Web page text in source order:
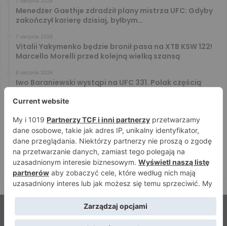
Menedżer Gaethje zdradził plany mistrza UFC: Gdyby
zakończył karierę dzisiaj, byłbym…
7 sierpnia 2026
Vitalii Yakymenko będzie bronił pasa na XTB KSW 122!
Marcello Morelli przed kolejną wielką szansą
6 sierpnia 2026
Iwo Baraniewski wystąpi na UFC 331. Polak częścią
Don Kasjo poznał rywala na FAME 32. Bartosz Szachta
przeciwnikiem Króla
6 sierpnia 2026
Niepokonany Włodarczyk zawalczy o ranking! Na XTB
KSW 122 zmierzy się z Paivą
© Strefamma.pl 2026, Wszelkie prawa zastrzeżone |